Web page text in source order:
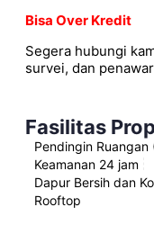
Bisa Over Kredit
Segera hubungi
survei, dan
Fasilitas
Pendingin Ruangan
Keamanan 24 jam
Dapur Bersih dan
Rooftop